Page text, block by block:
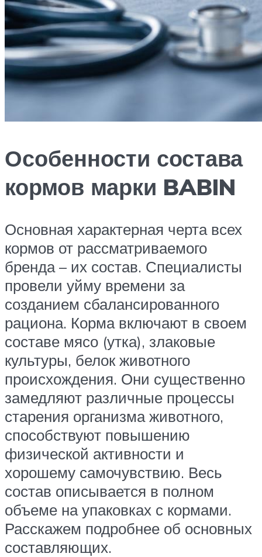
Особенности состава
кормов марки BABIN
Основная характерная черта всех
кормов от рассматриваемого
бренда – их состав. Специалисты
провели уйму времени за
созданием сбалансированного
рациона. Корма включают в своем
составе мясо (утка), злаковые
культуры, белок животного
происхождения. Они существенно
замедляют различные процессы
старения организма животного,
способствуют повышению
физической активности и
хорошему самочувствию. Весь
состав описывается в полном
объеме на упаковках с кормами.
Расскажем подробнее об основных
составляющих.